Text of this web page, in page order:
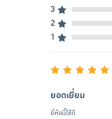
3
2
1
ยอดเยี่ยม
ยี่ห้อนี้ใช้ดี